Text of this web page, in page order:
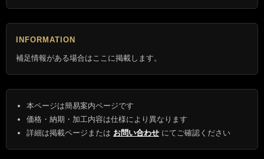
INFORMATION
補足情報がある場合はここに掲載します。
本ページは簡易案内ページです
価格・納期・加工内容は仕様により異なります
詳細は掲載ページまたは お問い合わせ にてご確認ください